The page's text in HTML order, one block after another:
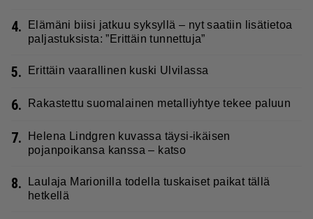
4.
Elämäni biisi jatkuu syksyllä – nyt saatiin lisätietoa
paljastuksista: ”Erittäin tunnettuja”
5. Erittäin vaarallinen kuski Ulvilassa
6. Rakastettu suomalainen metalliyhtye tekee paluun
7.
Helena Lindgren kuvassa täysi-ikäisen
pojanpoikansa kanssa – katso
8.
Laulaja Marionilla todella tuskaiset paikat tällä
hetkellä